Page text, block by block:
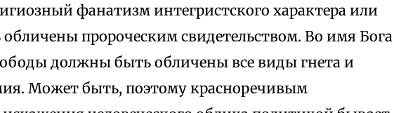
фанатизм интегристского характера или
пророческим свидетельством. Во имя Бога
должны быть обличены все виды гнета и
Может быть, поэтому красноречивым